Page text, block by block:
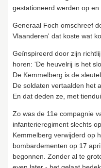
gestationeerd werden op
Generaal Foch omschreef
Vlaanderen' dat koste wat
Geïnspireerd door zijn
horen: 'De heuvelrij is het
De Kemmelberg is de
De soldaten vertaalden het
En dat deden ze, met
Zo was de 11e compagnie
infanterieregiment slechts
Kemmelberg verwijderd op
bombardementen op 17
begonnen. Zonder al te